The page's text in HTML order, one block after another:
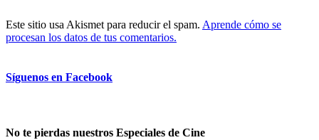
Este sitio usa Akismet para reducir el spam. Aprende cómo se
procesan los datos de tus comentarios.
Síguenos en Facebook
No te pierdas nuestros Especiales de Cine